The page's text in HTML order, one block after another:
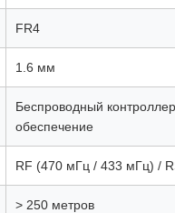
FR4
1.6 мм
Беспроводный
обеспечение
RF (470 мГц / 433 мГц) /
> 250 метров